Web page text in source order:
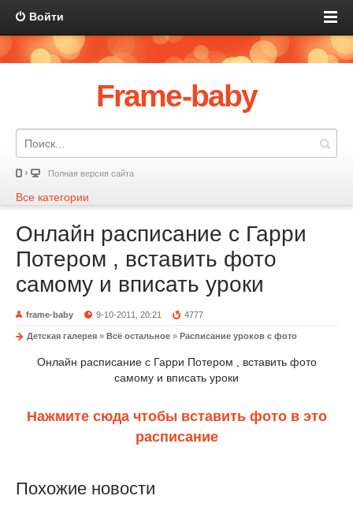
Войти
Frame-baby
Полная версия сайта
Все категории
Онлайн расписание с Гарри
Потером , вставить фото
самому и вписать уроки
frame-baby 9-10-2011, 20:21 4777
Детская галерея » Всё остальное » Расписание уроков с фото
Онлайн расписание с Гарри Потером , вставить фото
самому и вписать уроки
Нажмите сюда чтобы вставить фото в это
расписание
Похожие новости